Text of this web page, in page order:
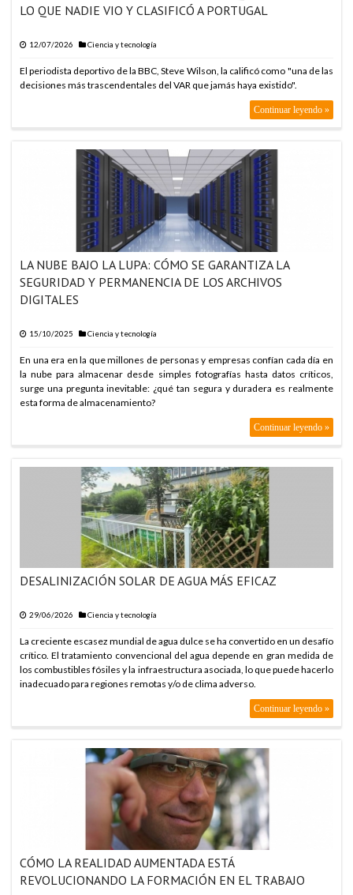
LO QUE NADIE VIO Y CLASIFICÓ A PORTUGAL
12/07/2026 Ciencia y tecnología
El periodista deportivo de la BBC, Steve Wilson, la calificó como "una de las
decisiones más trascendentales del VAR que jamás haya existido".
Continuar leyendo »
LA NUBE BAJO LA LUPA: CÓMO SE GARANTIZA LA
SEGURIDAD Y PERMANENCIA DE LOS ARCHIVOS
DIGITALES
15/10/2025 Ciencia y tecnología
En una era en la que millones de personas y empresas confían cada día en
la nube para almacenar desde simples fotografías hasta datos críticos,
surge una pregunta inevitable: ¿qué tan segura y duradera es realmente
esta forma de almacenamiento?
Continuar leyendo »
DESALINIZACIÓN SOLAR DE AGUA MÁS EFICAZ
29/06/2026 Ciencia y tecnología
La creciente escasez mundial de agua dulce se ha convertido en un desafío
crítico. El tratamiento convencional del agua depende en gran medida de
los combustibles fósiles y la infraestructura asociada, lo que puede hacerlo
inadecuado para regiones remotas y/o de clima adverso.
Continuar leyendo »
CÓMO LA REALIDAD AUMENTADA ESTÁ
REVOLUCIONANDO LA FORMACIÓN EN EL TRABAJO